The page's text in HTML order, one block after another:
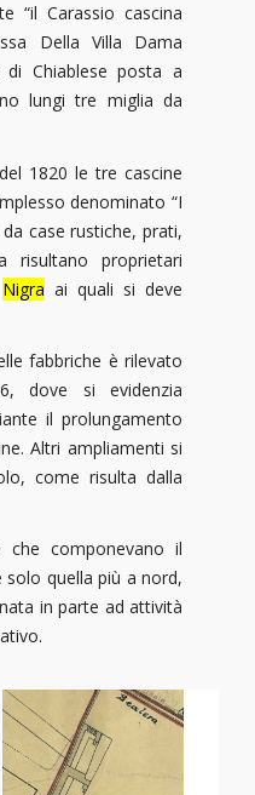
“il Carassio cascina
Della Villa Dama
di Chiablese posta a
lungi tre miglia da
1820 le tre cascine
denominato “I
case rustiche, prati,
proprietari
Nigra ai quali si deve
fabbriche è rilevato
dove si evidenzia
il prolungamento
Altri ampliamenti si
come risulta dalla
che componevano il
solo quella più a nord,
in parte ad attività